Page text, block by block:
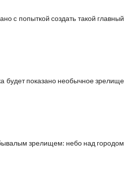
с попыткой создать такой главный
будет показано необычное зрелище
зрелищем: небо над городом